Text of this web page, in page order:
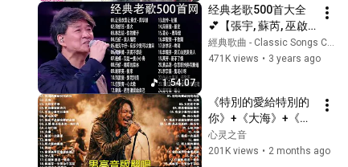
23
海》official Lyric Video
Timeless Music
24
張宇 Phil Chang -《永遠袂
凍親像你》official Lyric
Video
Timeless Music
25
萬芳 Wan Fang【愛上你給的
痛 Suffering from loving
you】Official Music Video
滾石唱片 ROCK RECORDS
金城武 別再背著我哭
國電視劇 #精彩影視
#chinesedrama #歷
史傳奇#經典
1:54:07
经典老歌500首大全
💕【張宇, 蘇芮, 巫啟
賢, 王傑, 邰正宵, 林憶
蓮, 張信哲, 趙傳, 潘越
劉德華】Old Songs
最好的爱情歌曲
經典歌曲 - Classic Songs Chart
471K views • 3 years ago
《特別的愛給特別的
你》+《大海》+《大
約在冬季》+《把悲傷
留給自己》+ 《有多
心灵之音
201K views • 2 months ago